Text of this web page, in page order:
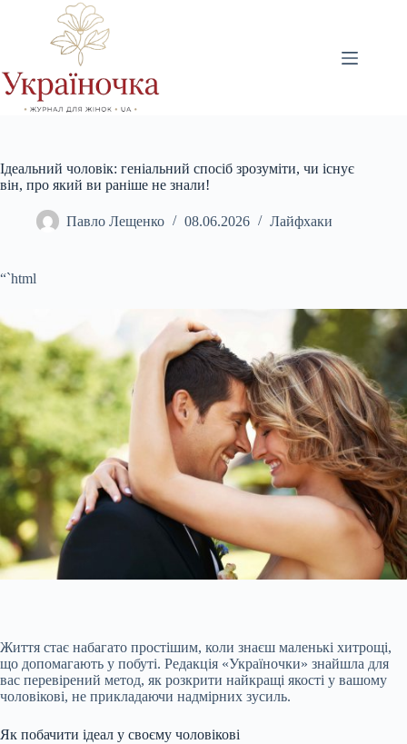
Ідеальний чоловік: геніальний спосіб зрозуміти, чи існує
він, про який ви раніше не знали!
Павло Лещенко 08.06.2026 Лайфхаки
“`html
Життя стає набагато простішим, коли знаєш маленькі хитрощі,
що допомагають у побуті. Редакція «Україночки» знайшла для
вас перевірений метод, як розкрити найкращі якості у вашому
чоловікові, не прикладаючи надмірних зусиль.
Як побачити ідеал у своєму чоловікові